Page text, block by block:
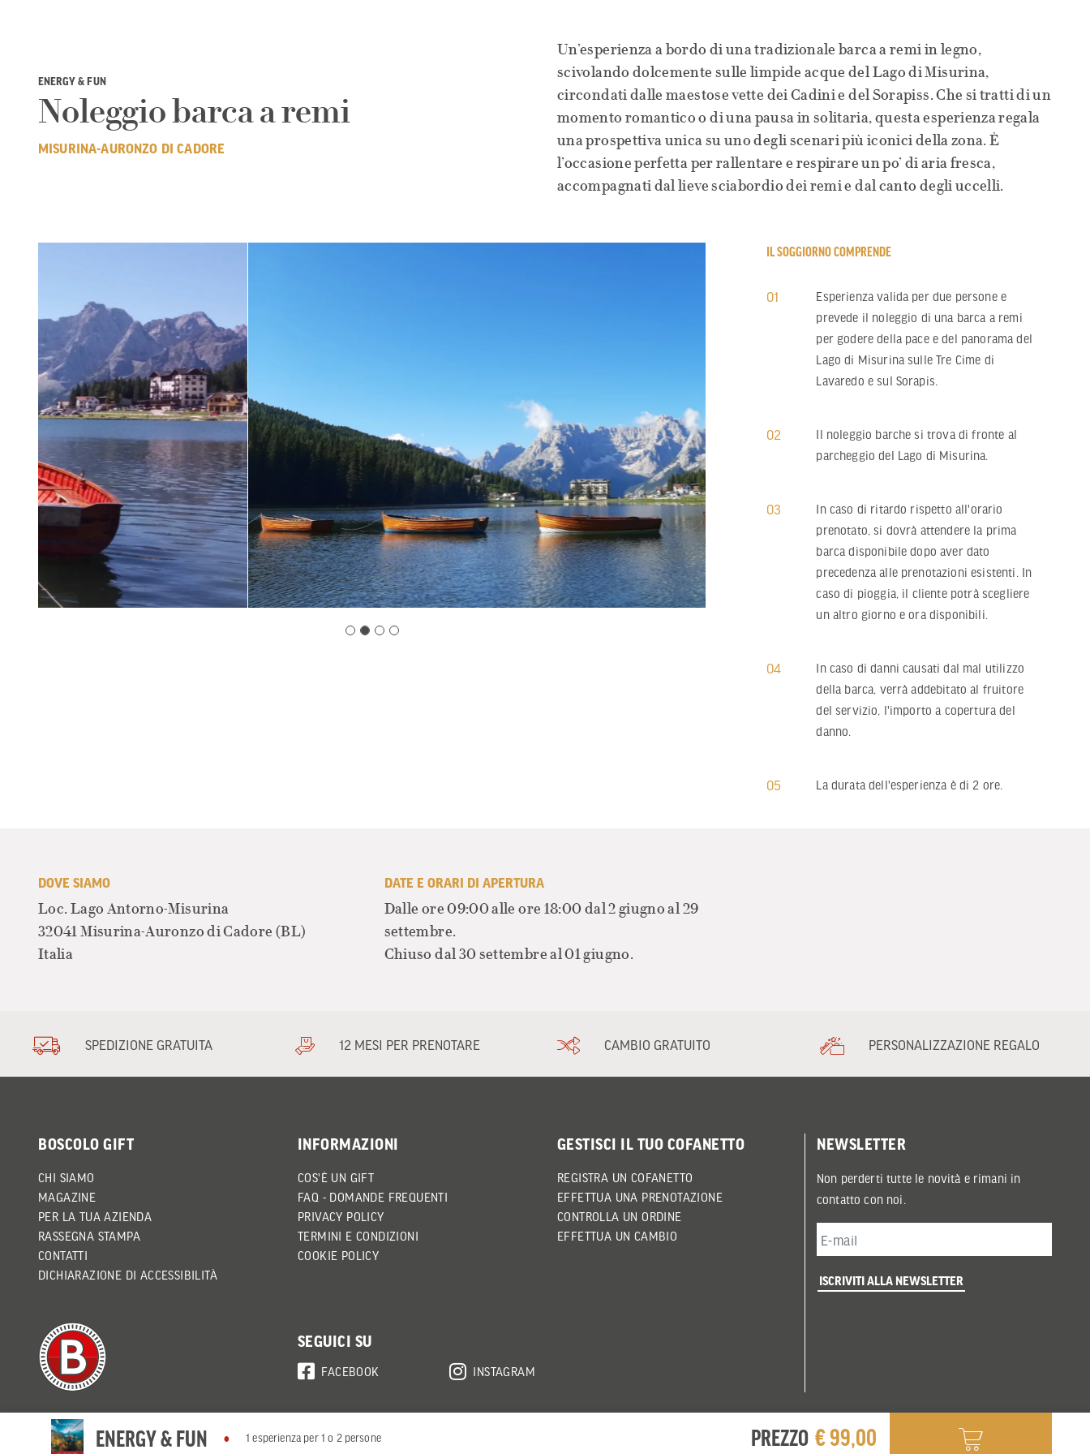
ENERGY & FUN
Noleggio barca a remi
MISURINA-AURONZO DI CADORE
Un’esperienza a bordo di una tradizionale barca a remi in legno,
scivolando dolcemente sulle limpide acque del Lago di Misurina,
circondati dalle maestose vette dei Cadini e del Sorapiss. Che si tratti di un
momento romantico o di una pausa in solitaria, questa esperienza regala
una prospettiva unica su uno degli scenari più iconici della zona. È
l’occasione perfetta per rallentare e respirare un po’ di aria fresca,
accompagnati dal lieve sciabordio dei remi e dal canto degli uccelli.
IL SOGGIORNO COMPRENDE
01
Esperienza valida per due persone e
prevede il noleggio di una barca a remi
per godere della pace e del panorama del
Lago di Misurina sulle Tre Cime di
Lavaredo e sul Sorapis.
02
Il noleggio barche si trova di fronte al
parcheggio del Lago di Misurina.
03
In caso di ritardo rispetto all'orario
prenotato, si dovrà attendere la prima
barca disponibile dopo aver dato
precedenza alle prenotazioni esistenti. In
caso di pioggia, il cliente potrà scegliere
un altro giorno e ora disponibili.
04
In caso di danni causati dal mal utilizzo
della barca, verrà addebitato al fruitore
del servizio, l'importo a copertura del
danno.
05 La durata dell'esperienza è di 2 ore.
DOVE SIAMO
Loc. Lago Antorno-Misurina
32041 Misurina-Auronzo di Cadore (BL)
Italia
DATE E ORARI DI APERTURA
Dalle ore 09:00 alle ore 18:00 dal 2 giugno al 29
settembre.
Chiuso dal 30 settembre al 01 giugno.
ENERGY & FUN 1 esperienza per 1 o 2 persone PREZZO € 99,00
SPEDIZIONE GRATUITA 12 MESI PER PRENOTARE CAMBIO GRATUITO PERSONALIZZAZIONE REGALO
BOSCOLO GIFT
CHI SIAMO
MAGAZINE
PER LA TUA AZIENDA
RASSEGNA STAMPA
CONTATTI
DICHIARAZIONE DI ACCESSIBILITÀ
INFORMAZIONI
COS'È UN GIFT
FAQ - DOMANDE FREQUENTI
PRIVACY POLICY
TERMINI E CONDIZIONI
COOKIE POLICY
GESTISCI IL TUO COFANETTO
REGISTRA UN COFANETTO
EFFETTUA UNA PRENOTAZIONE
CONTROLLA UN ORDINE
EFFETTUA UN CAMBIO
SEGUICI SU
FACEBOOK INSTAGRAM
NEWSLETTER
Non perderti tutte le novità e rimani in
contatto con noi.
ISCRIVITI ALLA NEWSLETTER